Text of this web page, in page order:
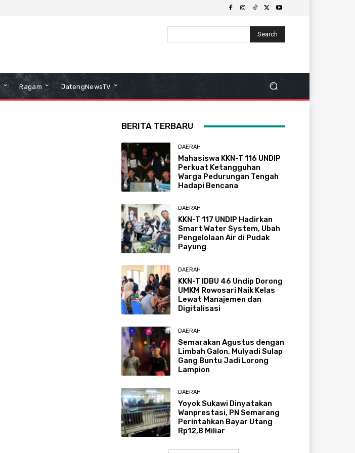
Search
Ragam JatengNewsTV
BERITA TERBARU
DAERAH
Mahasiswa KKN-T 116 UNDIP
Perkuat Ketangguhan
Warga Pedurungan Tengah
Hadapi Bencana
DAERAH
KKN-T 117 UNDIP Hadirkan
Smart Water System, Ubah
Pengelolaan Air di Pudak
Payung
DAERAH
KKN-T IDBU 46 Undip Dorong
UMKM Rowosari Naik Kelas
Lewat Manajemen dan
Digitalisasi
DAERAH
Semarakan Agustus dengan
Limbah Galon, Mulyadi Sulap
Gang Buntu Jadi Lorong
Lampion
DAERAH
Yoyok Sukawi Dinyatakan
Wanprestasi, PN Semarang
Perintahkan Bayar Utang
Rp12,8 Miliar